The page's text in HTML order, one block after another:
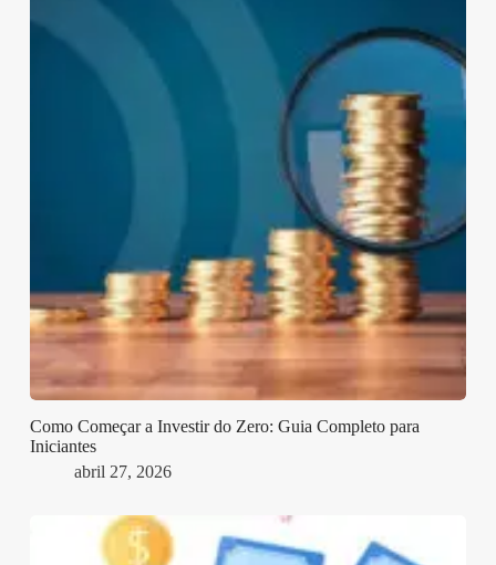
Como Começar a Investir do Zero: Guia Completo para
Iniciantes
abril 27, 2026